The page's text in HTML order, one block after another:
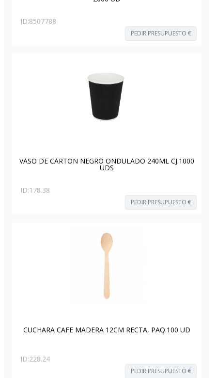
ID:8507788
PEDIR PRESUPUESTO €
VASO DE CARTON NEGRO ONDULADO 240ML CJ.1000
UDS
ID:178.38
PEDIR PRESUPUESTO €
CUCHARA CAFE MADERA 12CM RECTA, PAQ.100 UD
ID:228.24
PEDIR PRESUPUESTO €